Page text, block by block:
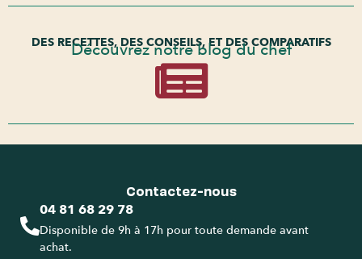
DES RECETTES, DES CONSEILS, ET DES COMPARATIFS
Découvrez notre blog du chef
Contactez-nous
04 81 68 29 78
Disponible de 9h à 17h pour toute demande avant
achat.